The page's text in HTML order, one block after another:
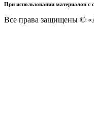
При использовании материалов с
Все права защищены ©